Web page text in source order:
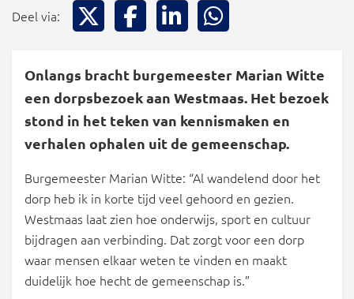
Deel via: Deel via XDeel via Facebook
Deel via LinkedIn
Onlangs bracht burgemeester Marian Witte
een dorpsbezoek aan Westmaas. Het bezoek
stond in het teken van kennismaken en
verhalen ophalen uit de gemeenschap.
Burgemeester Marian Witte: “Al wandelend door het
dorp heb ik in korte tijd veel gehoord en gezien.
Westmaas laat zien hoe onderwijs, sport en cultuur
bijdragen aan verbinding. Dat zorgt voor een dorp
waar mensen elkaar weten te vinden en maakt
duidelijk hoe hecht de gemeenschap is.”